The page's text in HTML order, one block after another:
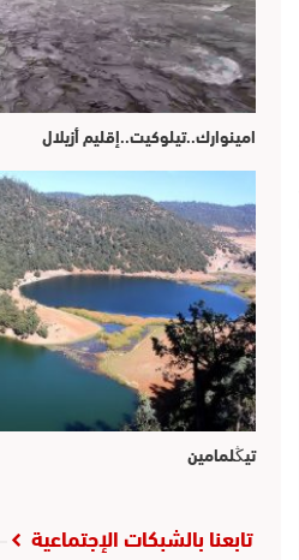
امينوارك..تيلوكيت..إقليم أزيلال
تيڭلمامين
تابعنا بالشبكات الإجتماعية